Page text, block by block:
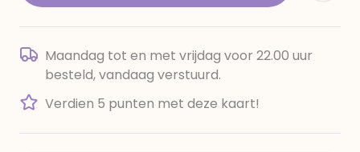
Maandag tot en met vrijdag voor 22.00 uur
besteld, vandaag verstuurd.
Verdien 5 punten met deze kaart!